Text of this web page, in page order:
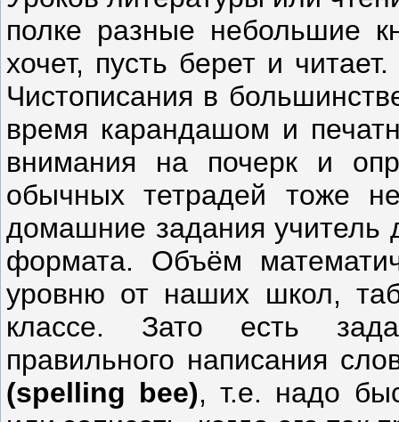
полке разные небольшие
хочет, пусть берет и
Чистописания в
время карандашом и
внимания на почерк и
обычных тетрадей тоже
домашние задания учитель
формата. Объём
уровню от наших школ,
классе. Зато есть
правильного написания
(spelling bee), т.е. надо